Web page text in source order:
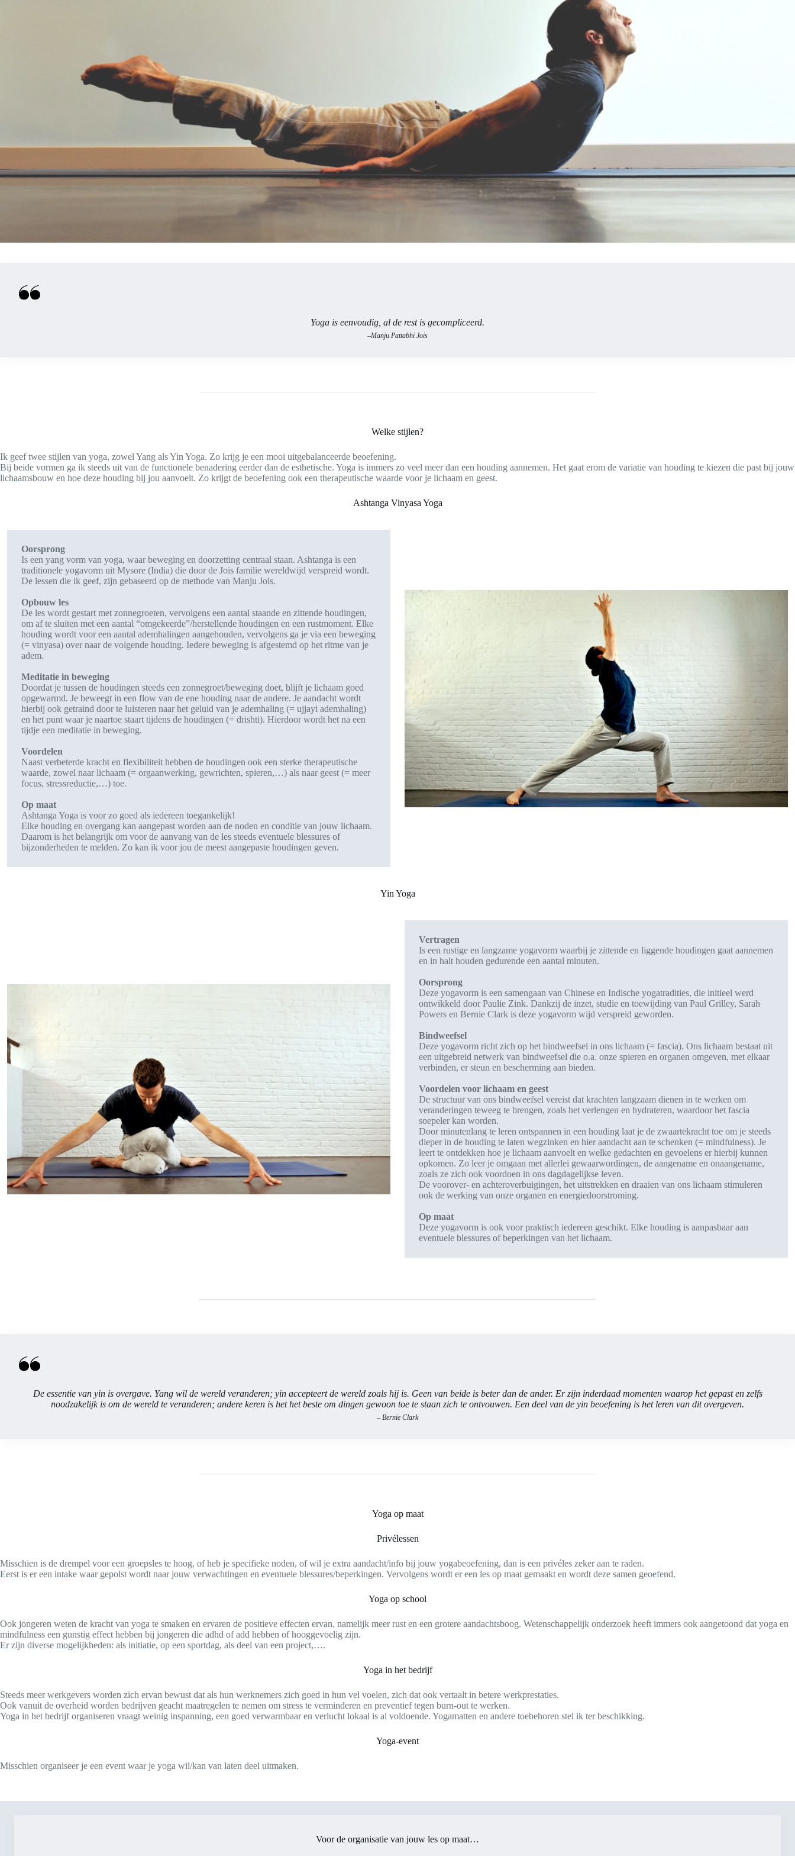
Yoga is eenvoudig, al de rest is gecompliceerd.
–Manju Pattabhi Jois
Welke stijlen?
Ik geef twee stijlen van yoga, zowel Yang als Yin Yoga. Zo krijg je een mooi uitgebalanceerde beoefening.
Bij beide vormen ga ik steeds uit van de functionele benadering eerder dan de esthetische. Yoga is immers zo veel meer dan een houding aannemen. Het gaat erom de variatie van houding te kiezen die past bij jouw
lichaamsbouw en hoe deze houding bij jou aanvoelt. Zo krijgt de beoefening ook een therapeutische waarde voor je lichaam en geest.
Ashtanga Vinyasa Yoga
Oorsprong
Is een yang vorm van yoga, waar beweging en doorzetting centraal staan. Ashtanga is een
traditionele yogavorm uit Mysore (India) die door de Jois familie wereldwijd verspreid wordt.
De lessen die ik geef, zijn gebaseerd op de methode van Manju Jois.
Opbouw les
De les wordt gestart met zonnegroeten, vervolgens een aantal staande en zittende houdingen,
om af te sluiten met een aantal “omgekeerde”/herstellende houdingen en een rustmoment. Elke
houding wordt voor een aantal ademhalingen aangehouden, vervolgens ga je via een beweging
(= vinyasa) over naar de volgende houding. Iedere beweging is afgestemd op het ritme van je
adem.
Meditatie in beweging
Doordat je tussen de houdingen steeds een zonnegroet/beweging doet, blijft je lichaam goed
opgewarmd. Je beweegt in een flow van de ene houding naar de andere. Je aandacht wordt
hierbij ook getraind door te luisteren naar het geluid van je ademhaling (= ujjayi ademhaling)
en het punt waar je naartoe staart tijdens de houdingen (= drishti). Hierdoor wordt het na een
tijdje een meditatie in beweging.
Voordelen
Naast verbeterde kracht en flexibiliteit hebben de houdingen ook een sterke therapeutische
waarde, zowel naar lichaam (= orgaanwerking, gewrichten, spieren,…) als naar geest (= meer
focus, stressreductie,…) toe.
Op maat
Ashtanga Yoga is voor zo goed als iedereen toegankelijk!
Elke houding en overgang kan aangepast worden aan de noden en conditie van jouw lichaam.
Daarom is het belangrijk om voor de aanvang van de les steeds eventuele blessures of
bijzonderheden te melden. Zo kan ik voor jou de meest aangepaste houdingen geven.
Yin Yoga
Vertragen
Is een rustige en langzame yogavorm waarbij je zittende en liggende houdingen gaat aannemen
en in halt houden gedurende een aantal minuten.
Oorsprong
Deze yogavorm is een samengaan van Chinese en Indische yogatradities, die initieel werd
ontwikkeld door Paulie Zink. Dankzij de inzet, studie en toewijding van Paul Grilley, Sarah
Powers en Bernie Clark is deze yogavorm wijd verspreid geworden.
Bindweefsel
Deze yogavorm richt zich op het bindweefsel in ons lichaam (= fascia). Ons lichaam bestaat uit
een uitgebreid netwerk van bindweefsel die o.a. onze spieren en organen omgeven, met elkaar
verbinden, er steun en bescherming aan bieden.
Voordelen voor lichaam en geest
De structuur van ons bindweefsel vereist dat krachten langzaam dienen in te werken om
veranderingen teweeg te brengen, zoals het verlengen en hydrateren, waardoor het fascia
soepeler kan worden.
Door minutenlang te leren ontspannen in een houding laat je de zwaartekracht toe om je steeds
dieper in de houding te laten wegzinken en hier aandacht aan te schenken (= mindfulness). Je
leert te ontdekken hoe je lichaam aanvoelt en welke gedachten en gevoelens er hierbij kunnen
opkomen. Zo leer je omgaan met allerlei gewaarwordingen, de aangename en onaangename,
zoals ze zich ook voordoen in ons dagdagelijkse leven.
De voorover- en achteroverbuigingen, het uitstrekken en draaien van ons lichaam stimuleren
ook de werking van onze organen en energiedoorstroming.
Op maat
Deze yogavorm is ook voor praktisch iedereen geschikt. Elke houding is aanpasbaar aan
eventuele blessures of beperkingen van het lichaam.
De essentie van yin is overgave. Yang wil de wereld veranderen; yin accepteert de wereld zoals hij is. Geen van beide is beter dan de ander. Er zijn inderdaad momenten waarop het gepast en zelfs
noodzakelijk is om de wereld te veranderen; andere keren is het het beste om dingen gewoon toe te staan zich te ontvouwen. Een deel van de yin beoefening is het leren van dit overgeven.
– Bernie Clark
Yoga op maat
Privélessen
Misschien is de drempel voor een groepsles te hoog, of heb je specifieke noden, of wil je extra aandacht/info bij jouw yogabeoefening, dan is een privéles zeker aan te raden.
Eerst is er een intake waar gepolst wordt naar jouw verwachtingen en eventuele blessures/beperkingen. Vervolgens wordt er een les op maat gemaakt en wordt deze samen geoefend.
Yoga op school
Ook jongeren weten de kracht van yoga te smaken en ervaren de positieve effecten ervan, namelijk meer rust en een grotere aandachtsboog. Wetenschappelijk onderzoek heeft immers ook aangetoond dat yoga en
mindfulness een gunstig effect hebben bij jongeren die adhd of add hebben of hooggevoelig zijn.
Er zijn diverse mogelijkheden: als initiatie, op een sportdag, als deel van een project,….
Yoga in het bedrijf
Steeds meer werkgevers worden zich ervan bewust dat als hun werknemers zich goed in hun vel voelen, zich dat ook vertaalt in betere werkprestaties.
Ook vanuit de overheid worden bedrijven geacht maatregelen te nemen om stress te verminderen en preventief tegen burn-out te werken.
Yoga in het bedrijf organiseren vraagt weinig inspanning, een goed verwarmbaar en verlucht lokaal is al voldoende. Yogamatten en andere toebehoren stel ik ter beschikking.
Yoga-event
Misschien organiseer je een event waar je yoga wil/kan van laten deel uitmaken.
Voor de organisatie van jouw les op maat…